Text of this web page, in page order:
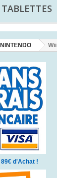
TABLETTES
NINTENDO Wii
d'Achat !